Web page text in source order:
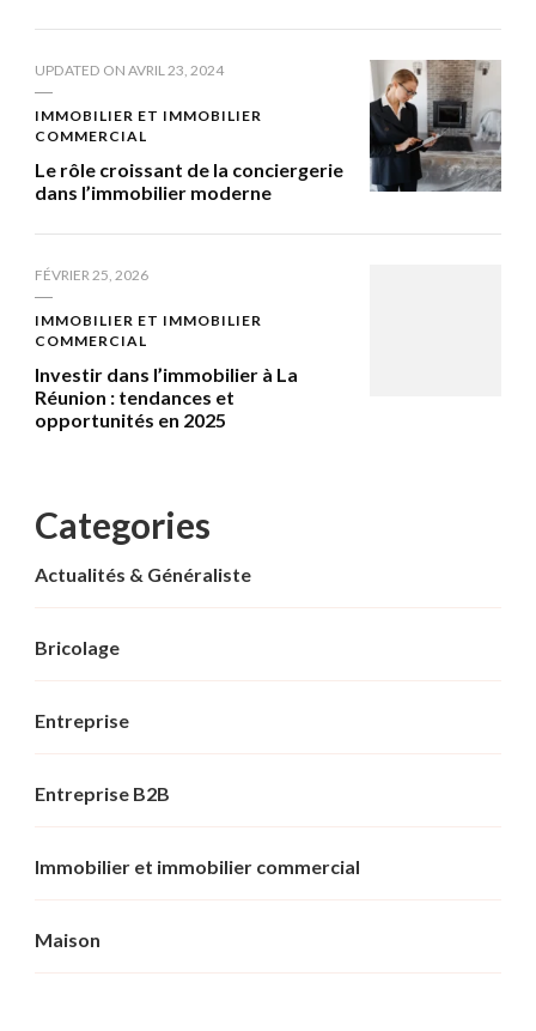
UPDATED ON AVRIL 23, 2024
IMMOBILIER ET IMMOBILIER
COMMERCIAL
Le rôle croissant de la conciergerie
dans l’immobilier moderne
FÉVRIER 25, 2026
IMMOBILIER ET IMMOBILIER
COMMERCIAL
Investir dans l’immobilier à La
Réunion : tendances et
opportunités en 2025
Categories
Actualités & Généraliste
Bricolage
Entreprise
Entreprise B2B
Immobilier et immobilier commercial
Maison